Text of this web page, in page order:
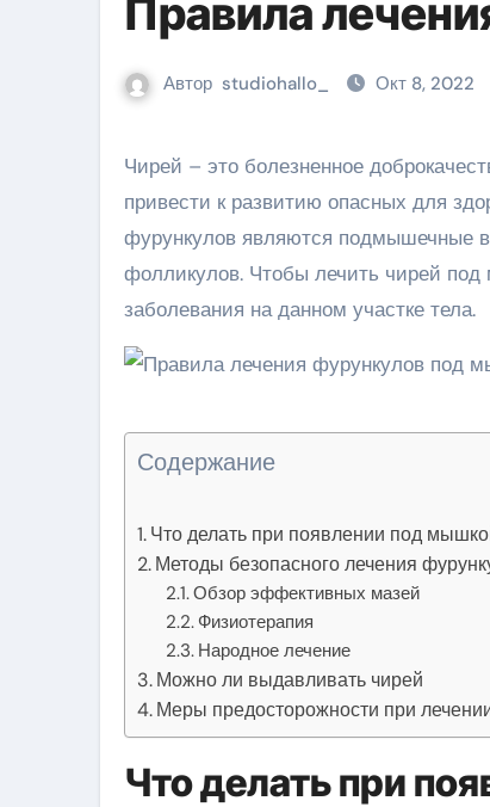
Правила
Автор studiohallo_ Окт 8, 2022
Чирей – это болезненное доброкачественное образование инфекционного характера, которое может
привести к развитию опасных для
фурункулов являются подмышечные
фолликулов. Чтобы лечить чирей
заболевания на данном участке тела.
Содержание
Что делать при появлении под
Методы безопасного лечения
Обзор эффективных мазей
Физиотерапия
Народное лечение
Можно ли выдавливать чирей
Меры предосторожности при
Что делать при